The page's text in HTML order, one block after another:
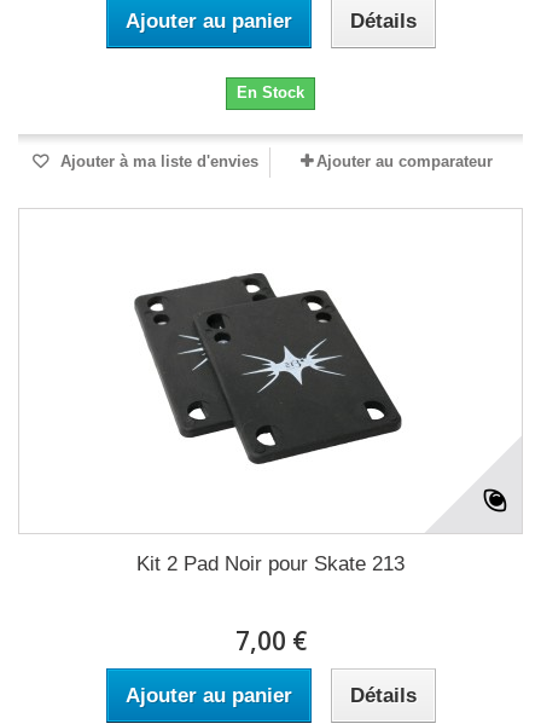
Ajouter au panier Détails
En Stock
Ajouter à ma liste d'envies Ajouter au comparateur
Kit 2 Pad Noir pour Skate 213
7,00 €
Ajouter au panier Détails